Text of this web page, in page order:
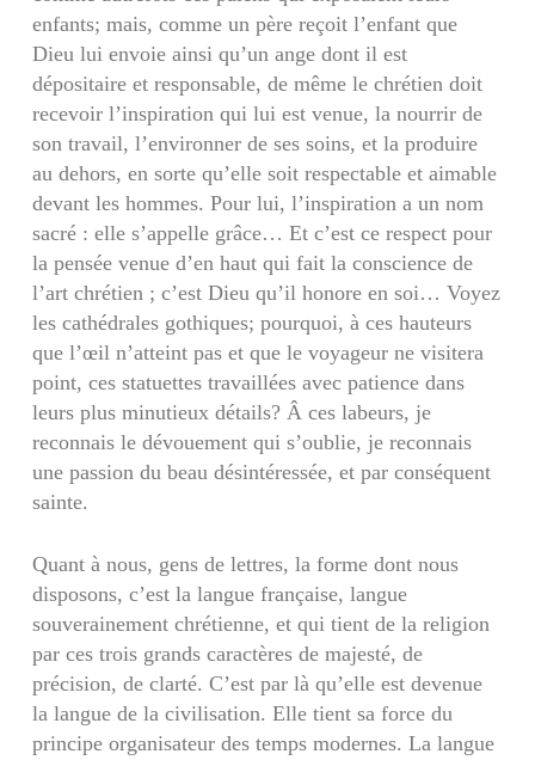
enfants; mais, comme un père reçoit l’enfant que
Dieu lui envoie ainsi qu’un ange dont il est
dépositaire et responsable, de même le chrétien doit
recevoir l’inspiration qui lui est venue, la nourrir de
son travail, l’environner de ses soins, et la produire
au dehors, en sorte qu’elle soit respectable et aimable
devant les hommes. Pour lui, l’inspiration a un nom
sacré : elle s’appelle grâce… Et c’est ce res­pect pour
la pensée venue d’en haut qui fait la conscience de
l’art chrétien ; c’est Dieu qu’il honore en soi… Voyez
les cathédrales gothiques; pourquoi, à ces hauteurs
que l’œil n’atteint pas et que le voyageur ne visitera
point, ces statuettes travail­lées avec patience dans
leurs plus minutieux dé­tails? Â ces labeurs, je
reconnais le dévouement qui s’oublie, je reconnais
une passion du beau dé­sintéressée, et par conséquent
sainte.
Quant à nous, gens de lettres, la forme dont nous
disposons, c’est la langue française, langue
souverainement chrétienne, et qui tient de la reli­gion
par ces trois grands caractères de majesté, de
précision, de clarté. C’est par là qu’elle est de­venue
la langue de la civilisation. Elle tient sa force du
principe organisateur des temps modernes. La langue